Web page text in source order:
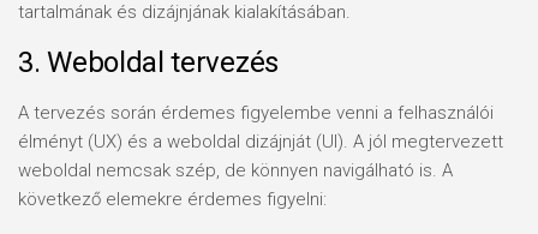
tartalmának és dizájnjának kialakításában.
3. Weboldal tervezés
A tervezés során érdemes figyelembe venni a felhasználói
élményt (UX) és a weboldal dizájnját (UI). A jól megtervezett
weboldal nemcsak szép, de könnyen navigálható is. A
következő elemekre érdemes figyelni: